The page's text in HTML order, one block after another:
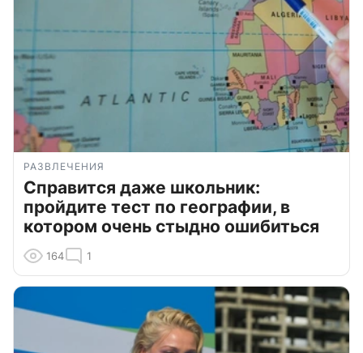
РАЗВЛЕЧЕНИЯ
Справится даже школьник:
пройдите тест по географии, в
котором очень стыдно ошибиться
164 1